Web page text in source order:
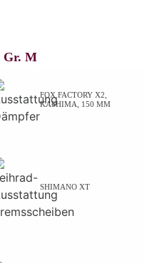
Gr. M
FOX FACTORY X2,
KASHIMA, 150 MM
SHIMANO XT